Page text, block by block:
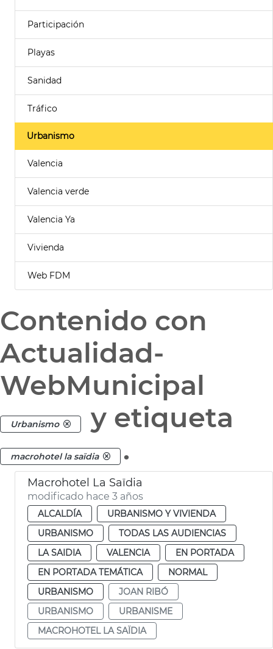
Participación
Playas
Sanidad
Tráfico
Urbanismo
Valencia
Valencia verde
Valencia Ya
Vivienda
Web FDM
Contenido con
Actualidad-
WebMunicipal
Urbanismo y etiqueta
macrohotel la saïdia .
Macrohotel La Saïdia
modificado hace 3 años
ALCALDÍA
URBANISMO Y VIVIENDA
URBANISMO
TODAS LAS AUDIENCIAS
LA SAIDIA
VALENCIA
EN PORTADA
EN PORTADA TEMÁTICA
NORMAL
URBANISMO
JOAN RIBÓ
URBANISMO
URBANISME
MACROHOTEL LA SAÏDIA